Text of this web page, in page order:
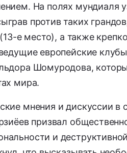
На полях мундиаля
против таких
е место), а также
европейские
Шомуродова,
мира.
мнения и дискуссии в
призвал
и